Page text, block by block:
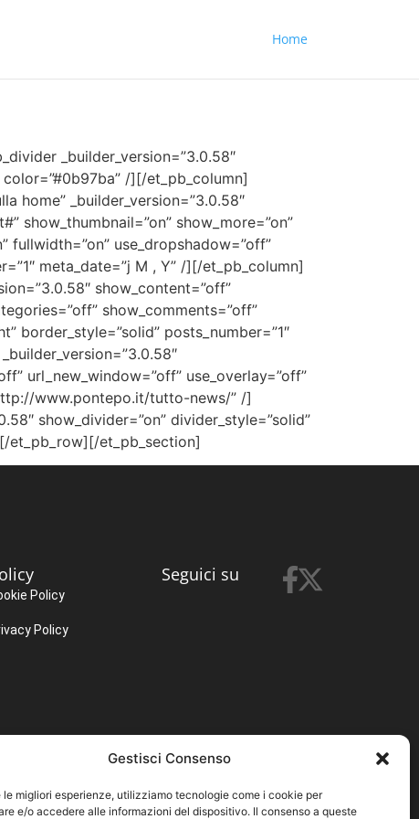
Gestisci Consenso
le migliori esperienze, utilizziamo tecnologie come i cookie per
e/o accedere alle informazioni del dispositivo. Il consenso a queste
Home
_builder_version=”3.0.58″
color=”#0b97ba” /][/et_pb_column]
home” _builder_version=”3.0.58″
show_thumbnail=”on” show_more=”on”
fullwidth=”on” use_dropshadow=”off”
meta_date=”j M , Y” /][/et_pb_column]
show_content=”off”
show_comments=”off”
border_style=”solid” posts_number=”1″
url_new_window=”off” use_overlay=”off”
www.pontepo.it/tutto-news/” /]
show_divider=”on” divider_style=”solid”
et_pb_row][/et_pb_section]
Policy
Policy
Seguici su